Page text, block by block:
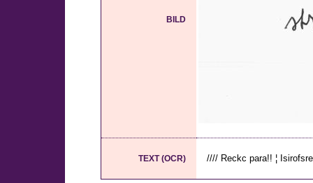
BILD
TEXT (OCR) //// Reckc para!! ¦